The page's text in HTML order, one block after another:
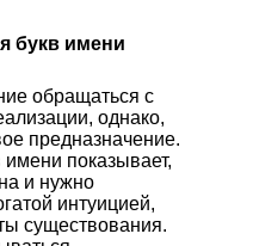
букв имени
обращаться с
однако,
предназначение.
имени показывает,
и нужно
интуицией,
существования.